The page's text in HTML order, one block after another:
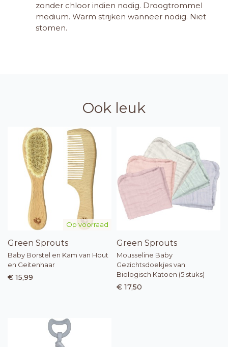
zonder chloor indien nodig. Droogtrommel
medium. Warm strijken wanneer nodig. Niet
stomen.
Ook leuk
Op voorraad
Green Sprouts
Baby Borstel en Kam van Hout
en Geitenhaar
€ 15,99
Green Sprouts
Mousseline Baby
Gezichtsdoekjes van
Biologisch Katoen (5 stuks)
€ 17,50